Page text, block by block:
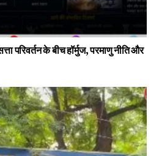
परिवर्तन के बीच हॉर्मुज, परमाणु नीति और